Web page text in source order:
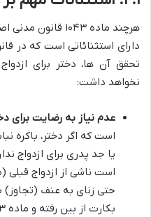
هرچند ماده ۱۰۴۳
دارای استثنائاتی است که در
تحقق آن ها، دختر برای
نخواهد داشت:
عدم نیاز به رضایت برای
است که اگر دختر، باکره
یا جد پدری برای ازدواج
است ناشی از ازدواج قبلی
حتی زنای به عنف (تجاوز)